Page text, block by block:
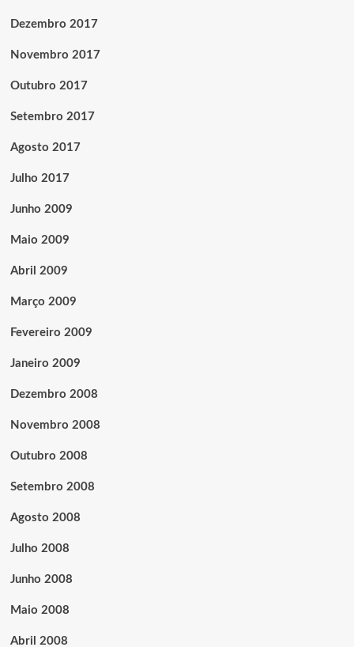
Dezembro 2017
Novembro 2017
Outubro 2017
Setembro 2017
Agosto 2017
Julho 2017
Junho 2009
Maio 2009
Abril 2009
Março 2009
Fevereiro 2009
Janeiro 2009
Dezembro 2008
Novembro 2008
Outubro 2008
Setembro 2008
Agosto 2008
Julho 2008
Junho 2008
Maio 2008
Abril 2008